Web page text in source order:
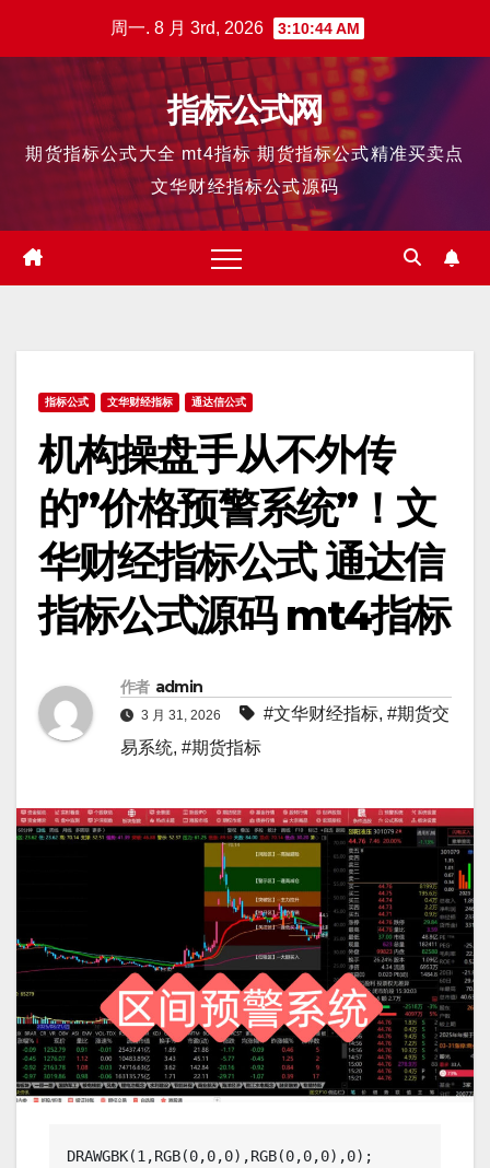
周一. 8 月 3rd, 2026 3:10:45 AM
指标公式网
期货指标公式大全 mt4指标 期货指标公式精准买卖点
文华财经指标公式源码
指标公式 文华财经指标 通达信公式
机构操盘手从不外传
的”价格预警系统”！文
华财经指标公式 通达信
指标公式源码 mt4指标
作者 admin
3 月 31, 2026 #文华财经指标, #期货交
易系统, #期货指标
DRAWGBK(1,RGB(0,0,0),RGB(0,0,0),0);